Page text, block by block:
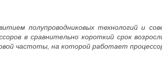
полупроводниковых технологий и
в сравнительно короткий срок
частоты, на которой работает